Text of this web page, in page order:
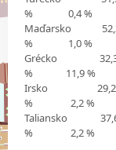
% 0,4 %
Maďarsko
% 1,0 %
Grécko
% 11,9 %
Irsko 29,2
% 2,2 %
Taliansko
% 2,2 %